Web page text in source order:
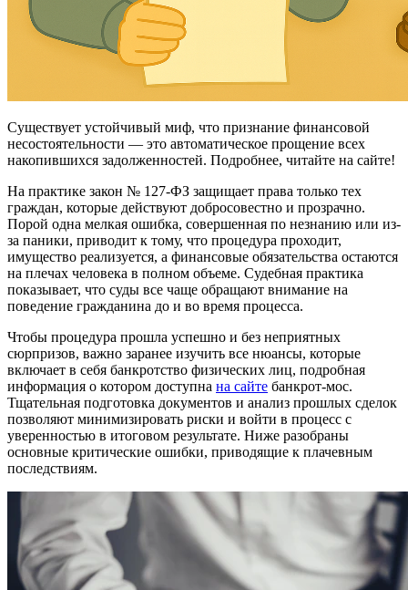
Существует устойчивый миф, что признание финансовой
несостоятельности — это автоматическое прощение всех
накопившихся задолженностей. Подробнее, читайте на сайте!
На практике закон № 127-ФЗ защищает права только тех
граждан, которые действуют добросовестно и прозрачно.
Порой одна мелкая ошибка, совершенная по незнанию или из-
за паники, приводит к тому, что процедура проходит,
имущество реализуется, а финансовые обязательства остаются
на плечах человека в полном объеме. Судебная практика
показывает, что суды все чаще обращают внимание на
поведение гражданина до и во время процесса.
Чтобы процедура прошла успешно и без неприятных
сюрпризов, важно заранее изучить все нюансы, которые
включает в себя банкротство физических лиц, подробная
информация о котором доступна на сайте банкрот-мос.
Тщательная подготовка документов и анализ прошлых сделок
позволяют минимизировать риски и войти в процесс с
уверенностью в итоговом результате. Ниже разобраны
основные критические ошибки, приводящие к плачевным
последствиям.